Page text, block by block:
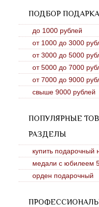
ПОДБОР
до 1000 рублей
от 1000 до 3000
от 3000 до 5000
от 5000 до 7000
от 7000 до 9000
свыше 9000 рублей
ПОПУЛЯРНЫЕ
РАЗДЕЛЫ
купить подарочный
медали с юбилеем
орден подарочный